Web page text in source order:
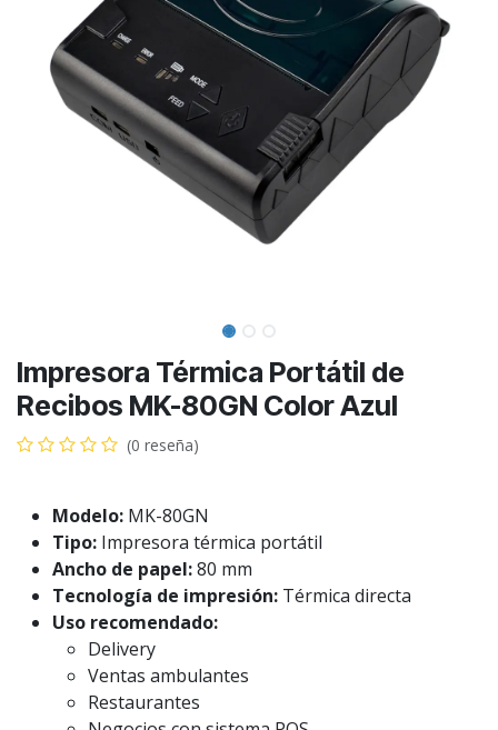
Impresora Térmica Portátil de
Recibos MK-80GN Color Azul
(0 reseña)
Modelo: MK-80GN
Tipo: Impresora térmica portátil
Ancho de papel:80 mm
Tecnología de impresión: Térmica directa
Uso recomendado:
Delivery
Ventas ambulantes
Restaurantes